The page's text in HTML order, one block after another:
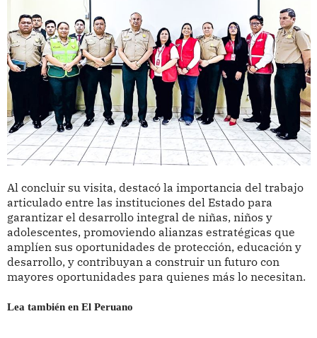
Al concluir su visita, destacó la importancia del trabajo
articulado entre las instituciones del Estado para
garantizar el desarrollo integral de niñas, niños y
adolescentes, promoviendo alianzas estratégicas que
amplíen sus oportunidades de protección, educación y
desarrollo, y contribuyan a construir un futuro con
mayores oportunidades para quienes más lo necesitan.
Lea también en El Peruano